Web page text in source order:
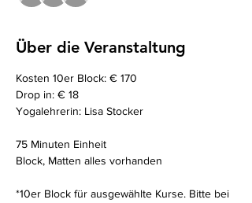
Über die Veranstaltung
Kosten 10er Block: € 170
Drop in: € 18
Yogalehrerin: Lisa Stocker
75 Minuten Einheit
Block, Matten alles vorhanden
*10er Block für ausgewählte Kurse. Bitte bei